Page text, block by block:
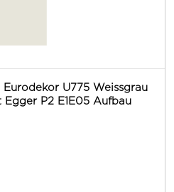
U775 Weissgrau
P2 E1E05 Aufbau